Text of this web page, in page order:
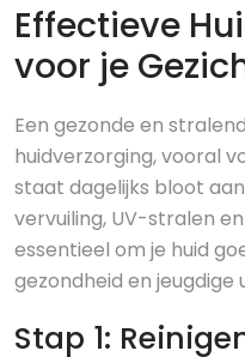
Effectieve
voor je
Een gezonde en
huidverzorging, vooral
staat dagelijks bloot
vervuiling, UV-stralen
essentieel om je huid
gezondheid en
Stap 1: